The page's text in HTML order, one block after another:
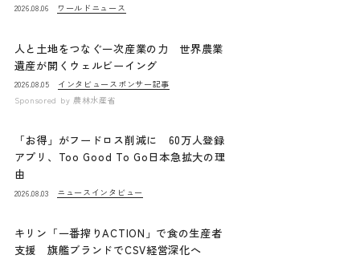
2026.08.06 ワールドニュース
人と土地をつなぐ一次産業の力 世界農業
遺産が開くウェルビーイング
2026.08.05 インタビュー スポンサー記事
Sponsored by 農林水産省
「お得」がフードロス削減に 60万人登録
アプリ、Too Good To Go日本急拡大の理
由
2026.08.03 ニュース インタビュー
キリン「一番搾りACTION」で食の生産者
支援 旗艦ブランドでCSV経営深化へ